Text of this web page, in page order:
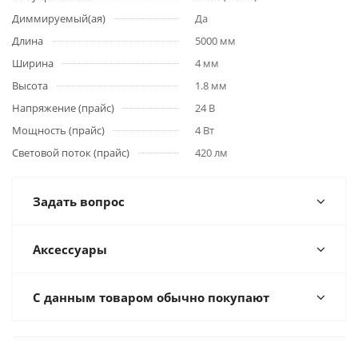
Диммируемый(ая)
Да
Длина
5000 мм
Ширина
4 мм
Высота
1.8 мм
Напряжение (прайс)
24 В
Мощность (прайс)
4 Вт
Световой поток (прайс)
420 лм
Задать вопрос
Аксессуары
С данным товаром обычно покупают